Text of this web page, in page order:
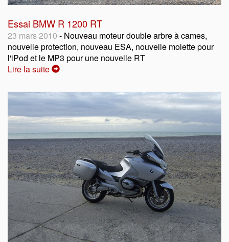
Essai BMW R 1200 RT
23 mars 2010 - Nouveau moteur double arbre à cames,
nouvelle protection, nouveau ESA, nouvelle molette pour
l'iPod et le MP3 pour une nouvelle RT
Lire la suite